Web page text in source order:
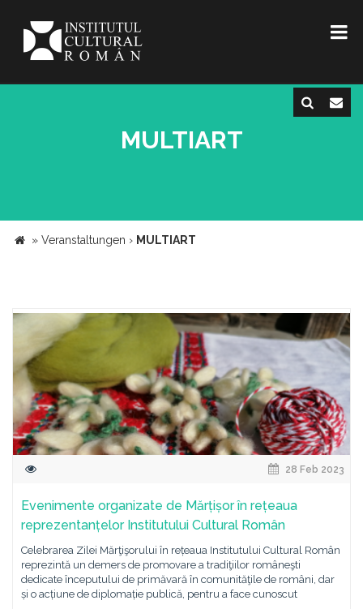
MULTIART
» Veranstaltungen › MULTIART
28 Feb 2023
Evenimente organizate de Mărțișor în rețeaua
reprezentanțelor Institutului Cultural Român
Celebrarea Zilei Mărţişorului în rețeaua Institutului Cultural Român
reprezintă un demers de promovare a tradiţiilor româneşti
dedicate începutului de primăvară în comunităţile de români, dar
și o acțiune de diplomație publică, pentru a face cunoscut